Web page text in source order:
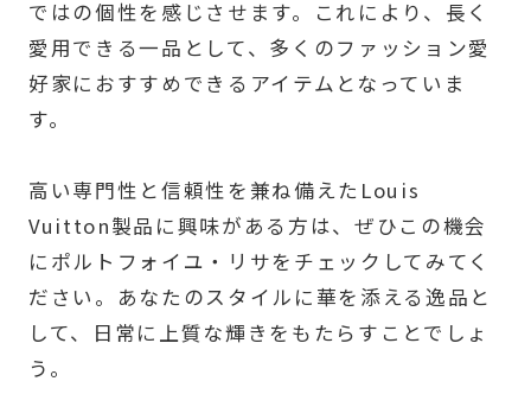
ではの個性を感じさせます。これにより、長く
愛用できる一品として、多くのファッション愛
好家におすすめできるアイテムとなっていま
す。
高い専門性と信頼性を兼ね備えたLouis
Vuitton製品に興味がある方は、ぜひこの機会
にポルトフォイユ・リサをチェックしてみてく
ださい。あなたのスタイルに華を添える逸品と
して、日常に上質な輝きをもたらすことでしょ
う。